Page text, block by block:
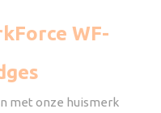
WF-
met onze huismerk